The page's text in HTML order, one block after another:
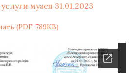
музея 31.01.2023
(PDF, 789KB)